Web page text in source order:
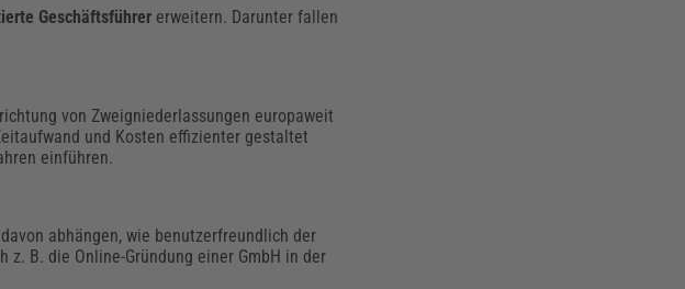
Geschäftsführer erweitern. Darunter fallen
von Zweigniederlassungen europaweit
und Kosten effizienter gestaltet
einführen.
abhängen, wie benutzerfreundlich der
B. die Online-Gründung einer GmbH in der